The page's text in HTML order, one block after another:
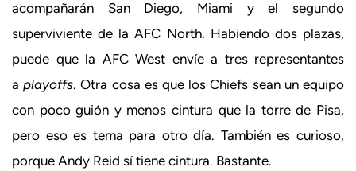
acompañarán San Diego, Miami y el segundo
superviviente de la AFC North. Habiendo dos plazas,
puede que la AFC West envíe a tres representantes
aplayoffs. Otra cosa es que los Chiefs sean un equipo
con poco guión y menos cintura que la torre de Pisa,
pero eso es tema para otro día. También es curioso,
porque Andy Reid sí tiene cintura. Bastante.